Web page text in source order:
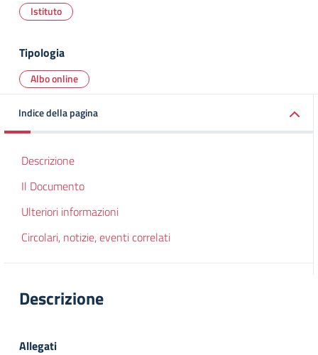
Istituto
Tipologia
Albo online
Indice della pagina
Descrizione
Il Documento
Ulteriori informazioni
Circolari, notizie, eventi correlati
Descrizione
Allegati